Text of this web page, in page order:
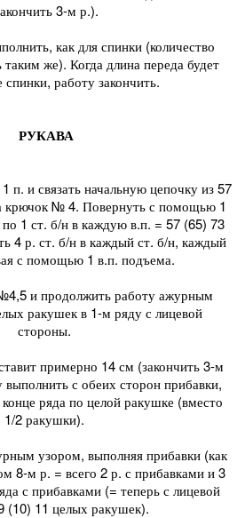
3-м р.).
как для спинки (количество
же). Когда длина переда будет
спинки, работу закончить.
РУКАВА
и связать начальную цепочку из 57
крючок № 4. Повернуть с помощью 1
по 1 ст. б/н в каждую в.п. = 57 (65) 73
4 р. ст. б/н в каждый ст. б/н, каждый
с помощью 1 в.п. подъема.
и продолжить работу ажурным
ракушек в 1-м ряду с лицевой
стороны.
примерно 14 см (закончить 3-м
с обеих сторон прибавки,
ряда по целой ракушке (вместо
1/2 ракушки).
узором, выполняя прибавки (как
8-м р. = всего 2 р. с прибавками и 3
с прибавками (= теперь с лицевой
(10) 11 целых ракушек).